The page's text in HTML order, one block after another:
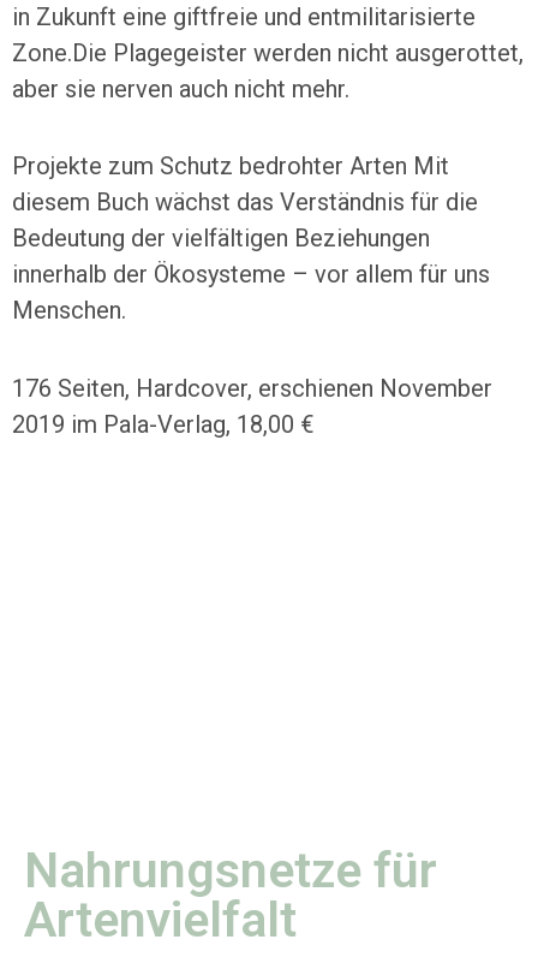
in Zukunft eine giftfreie und entmilitarisierte
Zone.Die Plagegeister werden nicht ausgerottet,
aber sie nerven auch nicht mehr.
Projekte zum Schutz bedrohter Arten Mit
diesem Buch wächst das Verständnis für die
Bedeutung der vielfältigen Beziehungen
innerhalb der Ökosysteme – vor allem für uns
Menschen.
176 Seiten, Hardcover, erschienen November
2019 im Pala-Verlag, 18,00 €
Nahrungsnetze für
Artenvielfalt